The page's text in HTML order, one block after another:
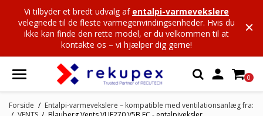
Vi tilbyder et bredt udvalg af entalpi-varmevekslere
velegnede til de fleste varmegenvindingsenheder. Hvis du
ikke kan finde den rette model, er du velkommen til at
kontakte os – vi hjælper dig gerne!
 0
Forside
Entalpi-varmevekslere – kompatible med ventilationsanlæg fra: